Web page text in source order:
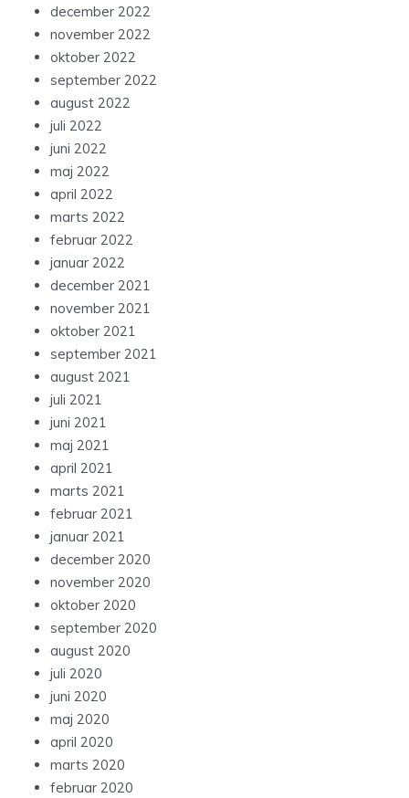
december 2022
november 2022
oktober 2022
september 2022
august 2022
juli 2022
juni 2022
maj 2022
april 2022
marts 2022
februar 2022
januar 2022
december 2021
november 2021
oktober 2021
september 2021
august 2021
juli 2021
juni 2021
maj 2021
april 2021
marts 2021
februar 2021
januar 2021
december 2020
november 2020
oktober 2020
september 2020
august 2020
juli 2020
juni 2020
maj 2020
april 2020
marts 2020
februar 2020